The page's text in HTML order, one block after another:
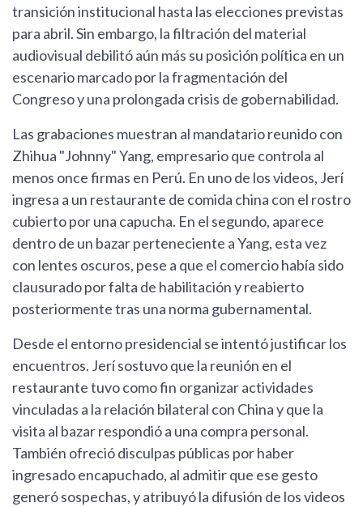
transición institucional hasta las elecciones previstas
para abril. Sin embargo, la filtración del material
audiovisual debilitó aún más su posición política en un
escenario marcado por la fragmentación del
Congreso y una prolongada crisis de gobernabilidad.
Las grabaciones muestran al mandatario reunido con
Zhihua "Johnny" Yang, empresario que controla al
menos once firmas en Perú. En uno de los videos, Jerí
ingresa a un restaurante de comida china con el rostro
cubierto por una capucha. En el segundo, aparece
dentro de un bazar perteneciente a Yang, esta vez
con lentes oscuros, pese a que el comercio había sido
clausurado por falta de habilitación y reabierto
posteriormente tras una norma gubernamental.
Desde el entorno presidencial se intentó justificar los
encuentros. Jerí sostuvo que la reunión en el
restaurante tuvo como fin organizar actividades
vinculadas a la relación bilateral con China y que la
visita al bazar respondió a una compra personal.
También ofreció disculpas públicas por haber
ingresado encapuchado, al admitir que ese gesto
generó sospechas, y atribuyó la difusión de los videos